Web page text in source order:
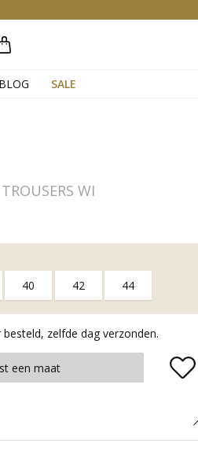
BLOG SALE
Zoeken
WI
40 42 44
zelfde dag verzonden.
een maat